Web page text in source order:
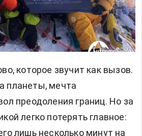
которое звучит как вызов.
планеты, мечта
преодоления границ. Но за
легко потерять главное:
лишь несколько минут на